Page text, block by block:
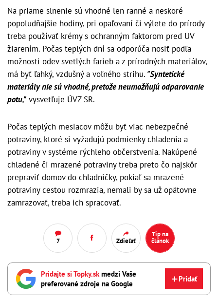
Na priame slnenie sú vhodné len ranné a neskoré
popoludňajšie hodiny, pri opaľovaní či výlete do prírody
treba používať krémy s ochranným faktorom pred UV
žiarením. Počas teplých dní sa odporúča nosiť podľa
možnosti odev svetlých farieb a z prírodných materiálov,
má byť ľahký, vzdušný a voľného strihu. "Syntetické
materiály nie sú vhodné, pretože neumožňujú odparovanie
potu," vysvetľuje ÚVZ SR.
Počas teplých mesiacov môžu byť viac nebezpečné
potraviny, ktoré si vyžadujú podmienky chladenia a
potraviny v systéme rýchleho občerstvenia. Nakúpené
chladené či mrazené potraviny treba preto čo najskôr
prepraviť domov do chladničky, pokiaľ sa mrazené
potraviny cestou rozmrazia, nemali by sa už opätovne
zamrazovať, treba ich spracovať.
7 Zdieľať
Tip na
článok
Pridajte si Topky.sk medzi Vaše
preferované zdroje na Google
Pridať